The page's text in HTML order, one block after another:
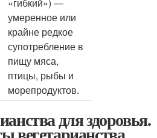
умеренное или
крайне редкое
супотребление в
пищу мяса,
птицы, рыбы и
морепродуктов.
для здоровья.